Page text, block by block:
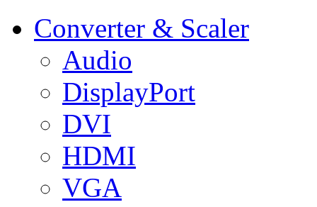
Converter & Scaler
Audio
DisplayPort
DVI
HDMI
VGA